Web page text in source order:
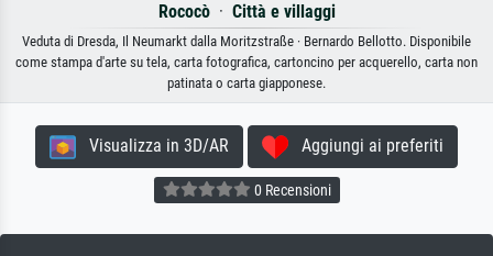
Rococò· Città e villaggi
Veduta di Dresda, Il Neumarkt dalla Moritzstraße · Bernardo Bellotto. Disponibile
come stampa d'arte su tela, carta fotografica, cartoncino per acquerello, carta non
patinata o carta giapponese.
Visualizza in 3D/AR Aggiungi ai preferiti
0 Recensioni